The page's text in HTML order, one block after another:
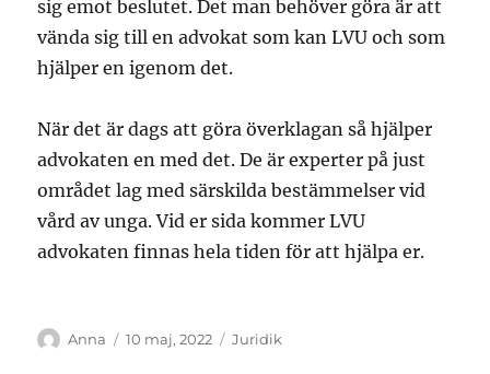
sig emot beslutet. Det man behöver göra är att
vända sig till en advokat som kan LVU och som
hjälper en igenom det.
När det är dags att göra överklagan så hjälper
advokaten en med det. De är experter på just
området lag med särskilda bestämmelser vid
vård av unga. Vid er sida kommer LVU
advokaten finnas hela tiden för att hjälpa er.
Författare
Anna
Publicerat
10 maj, 2022 Kategorier
Juridik